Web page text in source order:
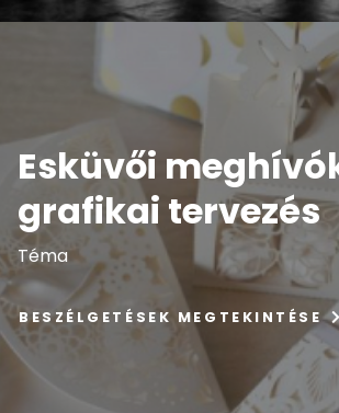
Esküvői
grafikai tervezés
Téma
BESZÉLGETÉSEK MEGTEKINTÉSE